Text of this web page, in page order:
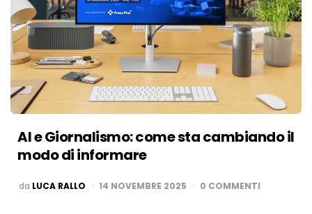
AI e Giornalismo: come sta cambiando il
modo di informare
PUBBLICATO
da LUCA RALLO 14 NOVEMBRE 2025 0 COMMENTI